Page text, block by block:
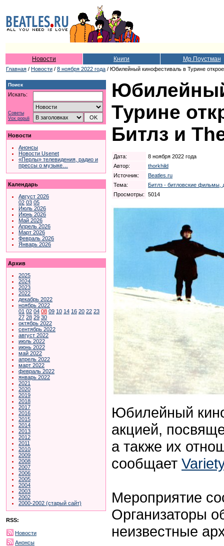
Новости Книги Мр.Поустман
Главная / Новости / 8 ноября 2022 года / Юбилейный кинофестиваль в Турине
Поиск
Искать:
Советы
Vox populi
Новости
Анонсы
Новости Usenet
«Перлы» телевидения, радио и
прессы о музыке…
Календарь
Август 2026
02 03 05
Июль 2026
Июнь 2026
Май 2026
Апрель 2026
Март 2026
Февраль 2026
Январь 2026
Архив
2025
2024
2023
2022
декабрь 2022
ноябрь 2022
01 02 04 08 09 10 14 16 20 22 23
27 28 29 30
октябрь 2022
сентябрь 2022
август 2022
июль 2022
июнь 2022
май 2022
апрель 2022
март 2022
февраль 2022
январь 2022
2021
2020
2019
2018
2017
2016
2015
2014
2013
2012
2011
2010
2009
2008
2007
2006
2005
2004
2003
2002
2000-2002 (старый сайт)
RSS:
Новости
Анонсы
Турине
Битлз и
Дата:
8 ноября 2022 года
Автор:
thorkhild
Источник:
Beatles.ru
Тема:
Битлз - битловские фильмы,
Просмотры:
5014
Юбилейный
акцией,
а также их
сообщает Variety
Мероприятие
Организаторы
неизвестные